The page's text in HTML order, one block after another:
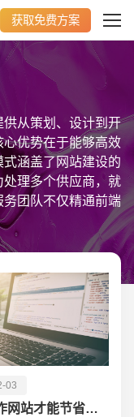
获取免费方案
从策划、设计到开
优势在于能够高效
涵盖了网站建设的
理多个供应商，就
团队不仅精通前端
长后端开发，实现复
他们注重数据分析
键信息，同时在
式的服务，客户可
，有效聚合并展示
的支持。
03
怎么制作网站才能节省费用